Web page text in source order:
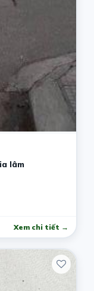
lâm
Xem chi tiết →